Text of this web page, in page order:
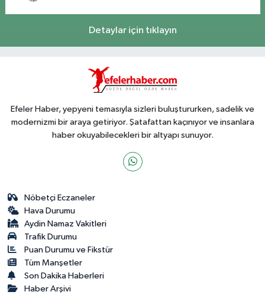
Detaylar için tıklayın
Efeler Haber, yepyeni temasıyla sizleri buluştururken, sadelik ve
modernizmi bir araya getiriyor. Şatafattan kaçınıyor ve insanlara
haber okuyabilecekleri bir altyapı sunuyor.
Nöbetçi Eczaneler
Hava Durumu
Aydin Namaz Vakitleri
Trafik Durumu
Puan Durumu ve Fikstür
Tüm Manşetler
Son Dakika Haberleri
Haber Arşivi